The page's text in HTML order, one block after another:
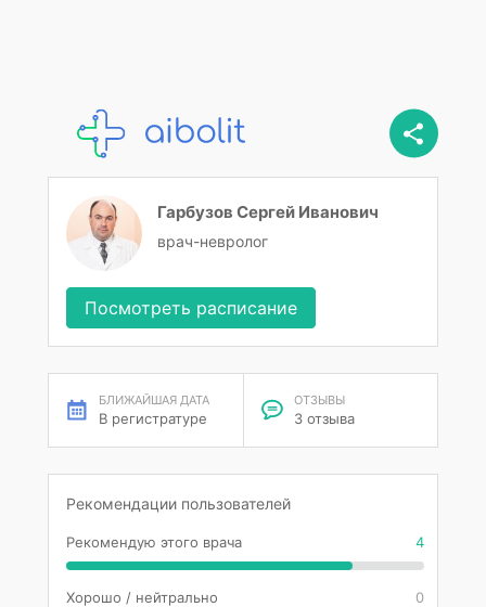
Гарбузов Сергей Иванович
врач-невролог
Посмотреть расписание
БЛИЖАЙШАЯ ДАТА
В регистратуре
ОТЗЫВЫ
3 отзыва
Рекомендации пользователей
Рекомендую этого врача 4
Хорошо / нейтрально 0